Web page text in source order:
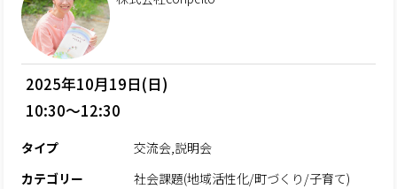
2025年10月19日(日)
10:30～12:30
タイプ
交流会,説明会
カテゴリー
社会課題(地域活性化/町づくり/子育て)